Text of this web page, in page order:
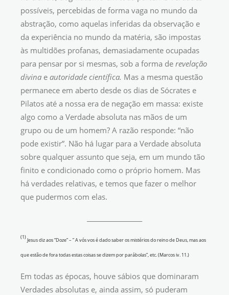
possíveis, percebidas de forma vaga no mundo da
abstração, como aquelas inferidas da observação e
da experiência no mundo da matéria, são impostas
às multidões profanas, demasiadamente ocupadas
para pensar por si mesmas, sob a forma de revelação
divina e autoridade científica. Mas a mesma questão
permanece em aberto desde os dias de Sócrates e
Pilatos até a nossa era de negação em massa: existe
algo como a Verdade absoluta nas mãos de um
grupo ou de um homem? A razão responde: “não
pode existir”. Não há lugar para a Verdade absoluta
sobre qualquer assunto que seja, em um mundo tão
finito e condicionado como o próprio homem. Mas
há verdades relativas, e temos que fazer o melhor
que pudermos com elas.
(1)Jesus diz aos “Doze” – ” A vós vos é dado saber os mistérios do reino de Deus, mas aos
que estão de fora todas estas coisas se dizem por parábolas”, etc. (Marcos iv. 11.)
Em todas as épocas, houve sábios que dominaram
Verdades absolutas e, ainda assim, só puderam